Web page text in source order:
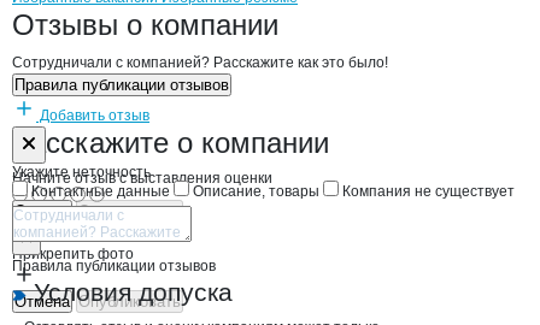
Новости oФрукт Трейд, ООО
Отзывы о компании
Сотрудничали с компанией? Расскажите как это было!
Правила публикации отзывов
Добавить отзыв
Расскажите о компании
Начните отзыв с выставления оценки
Прикрепить фото
Отмена Опубликовать
Форма обратной связи о неточностях
Укажите неточность
Контактные данные
Описание, товары Компания не существует
Отмена Опубликовать
Правила публикации отзывов
Условия допуска